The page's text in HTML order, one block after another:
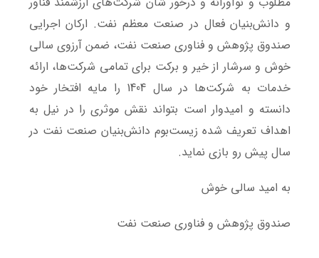
و دانش‌بنیان فعال در صنعت معظم نفت. ارکان اجرایی
صندوق پژوهش و فناوری صنعت نفت، ضمن آرزوی سالی
خوش و سرشار از خیر و برکت برای تمامی شرکت‌ها، ارائه
خدمات به شرکت‌ها در سال 1404 را مایه افتخار خود
دانسته و امیدوار است بتواند نقش موثری را در نیل به
اهداف تعریف شده زیست‌بوم دانش‌بنیان صنعت نفت در
سال پیش رو بازی نماید.
به امید سالی خوش
صندوق پژوهش و فناوری صنعت نفت